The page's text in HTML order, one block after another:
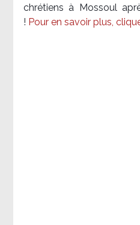
chrétiens à Mossoul
! Pour en savoir plus,